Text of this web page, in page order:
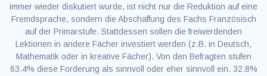
immer wieder diskutiert wurde, ist nicht nur die Reduktion auf eine
Fremdsprache, sondern die Abschaffung des Fachs Französisch
auf der Primarstufe. Stattdessen sollen die freiwerdenden
Lektionen in andere Fächer investiert werden (z.B. in Deutsch,
Mathematik oder in kreative Fächer). Von den Befragten stufen
63.4% diese Forderung als sinnvoll oder eher sinnvoll ein. 32.8%